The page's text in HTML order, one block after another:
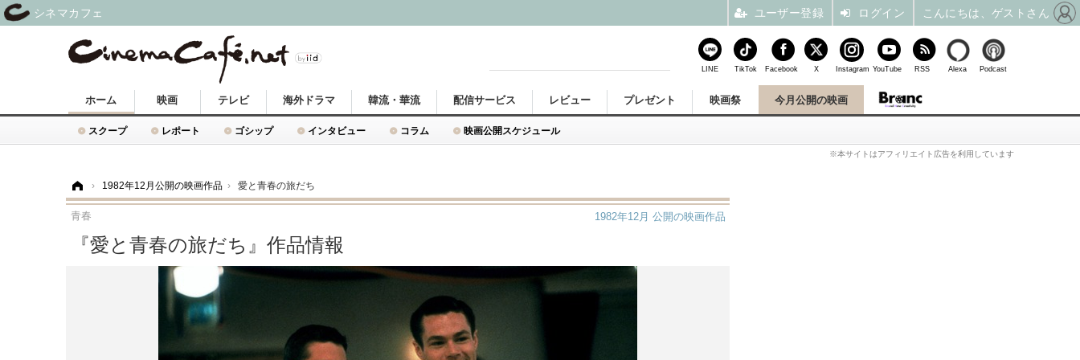
ホーム
スクープ レポート ゴシップ インタビュー コラム 映画公開スケジュール
映画 テレビ 海外ドラマ 韓流・華流 配信サービス レビュー プレゼント 映画祭 今月公開の映画
※本サイトはアフィリエイト広告を利用しています
› 1982年12月公開の映画作品 › 愛と青春の旅だち
青春
『愛と青春の旅だち』作品情報
1982年12月 公開の映画作品
LINE TikTok Facebook X Instagram YouTube RSS Alexa Podcast
シネマカフェ ユーザー登録 ログイン こんにちは、ゲストさん